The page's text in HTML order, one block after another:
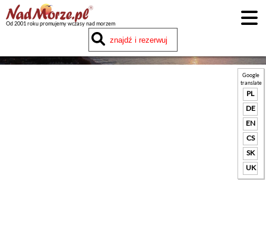
Od 2001 roku promujemy wczasy nad morzem
Google
translate
PL
DE
EN
CS
SK
UK